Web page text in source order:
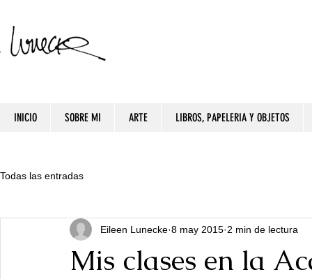
INICIO SOBRE MI ARTE LIBROS, PAPELERIA Y OBJETOS
Todas las entradas
Mis clases en la
Eileen Lunecke 8 may 2015 2 min de lectura